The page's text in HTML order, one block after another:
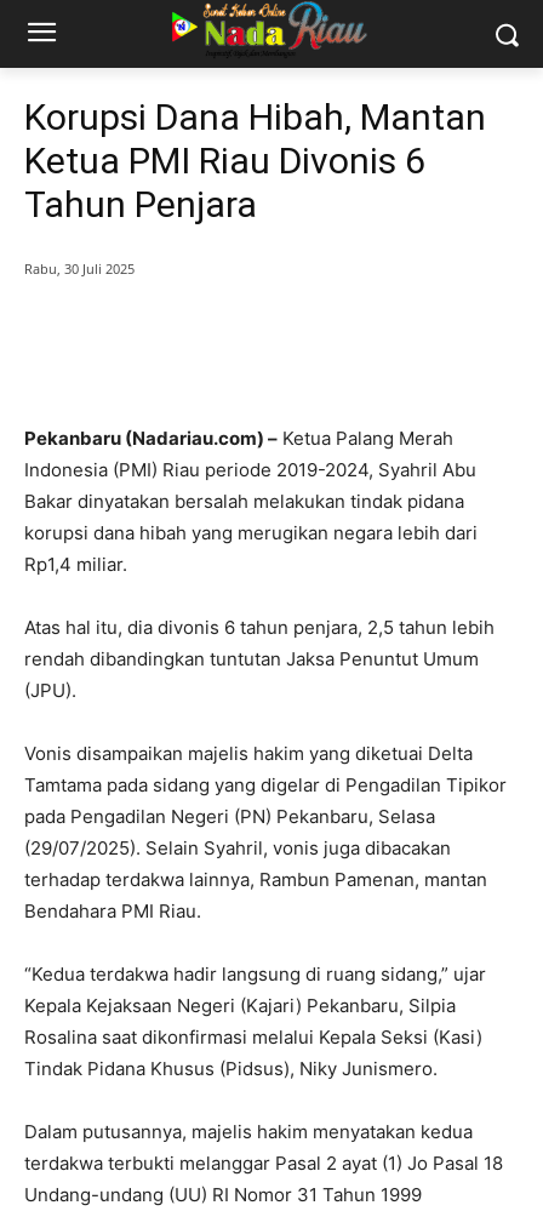
Korupsi Dana Hibah, Mantan
Ketua PMI Riau Divonis 6
Tahun Penjara
Rabu, 30 Juli 2025
Pekanbaru (Nadariau.com) – Ketua Palang Merah
Indonesia (PMI) Riau periode 2019-2024, Syahril Abu
Bakar dinyatakan bersalah melakukan tindak pidana
korupsi dana hibah yang merugikan negara lebih dari
Rp1,4 miliar.
Atas hal itu, dia divonis 6 tahun penjara, 2,5 tahun lebih
rendah dibandingkan tuntutan Jaksa Penuntut Umum
(JPU).
Vonis disampaikan majelis hakim yang diketuai Delta
Tamtama pada sidang yang digelar di Pengadilan Tipikor
pada Pengadilan Negeri (PN) Pekanbaru, Selasa
(29/07/2025). Selain Syahril, vonis juga dibacakan
terhadap terdakwa lainnya, Rambun Pamenan, mantan
Bendahara PMI Riau.
“Kedua terdakwa hadir langsung di ruang sidang,” ujar
Kepala Kejaksaan Negeri (Kajari) Pekanbaru, Silpia
Rosalina saat dikonfirmasi melalui Kepala Seksi (Kasi)
Tindak Pidana Khusus (Pidsus), Niky Junismero.
Dalam putusannya, majelis hakim menyatakan kedua
terdakwa terbukti melanggar Pasal 2 ayat (1) Jo Pasal 18
Undang-undang (UU) RI Nomor 31 Tahun 1999